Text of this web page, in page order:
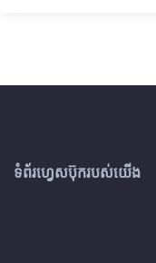
ទំព័រហ្វេសប៊ុករបស់យើង